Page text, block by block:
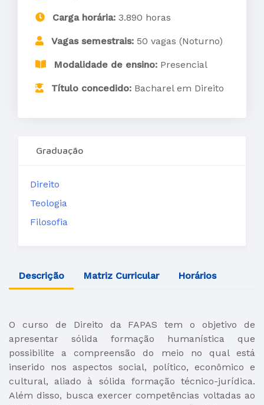
Carga horária: 3.890 horas
Vagas semestrais: 50 vagas (Noturno)
Modalidade de ensino: Presencial
Título concedido: Bacharel em Direito
Graduação
Direito
Teologia
Filosofia
Descrição Matriz Curricular Horários
O curso de Direito da FAPAS tem o objetivo de
apresentar sólida formação humanística que
possibilite a compreensão do meio no qual está
inserido nos aspectos social, político, econômico e
cultural, aliado à sólida formação técnico-jurídica.
Além disso, busca exercer competências voltadas ao